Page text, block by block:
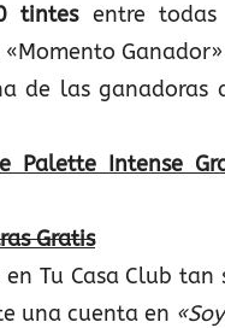
tintesentre todas
de las ganadoras
Palette Intense
Gratis
Tu Casa Club
una cuenta en